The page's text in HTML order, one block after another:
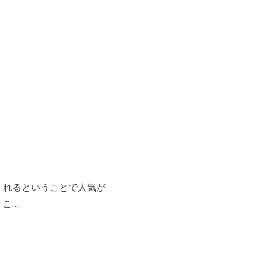
るということで人気が
...